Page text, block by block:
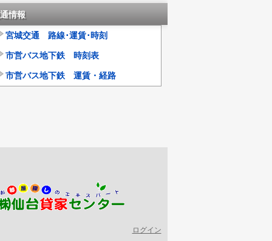
情報
宮城交通 路線･運賃･時刻
市営バス地下鉄 時刻表
市営バス地下鉄 運賃・経路
ログイン